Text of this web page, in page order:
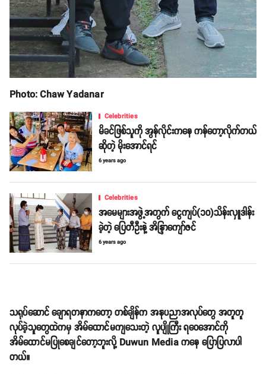
Photo: Chaw Yadanar
Celebrities
မိခင်ဖြစ်သူကို အွန်လိုင်းကနေ ကန်တော့လိုက်တယ်
ဆိုတဲ့ မိုးအောင်ရင်
6 years ago
Celebrities
အမေများအဖွဲ့အတွက် ငွေကျပ်(၁၀)သိန်းလှူဒါန်း
ခဲ့တဲ့ ပြေတီဦးနဲ့ အိန္ဒြာကျော်ဇင်
6 years ago
သရုပ်ဆောင် ချောရတနာကတော့ တစ်ချိန်က အနုပညာအလုပ်တွေ အတူတူ
လုပ်ခဲ့သူတွေထဲကမှ အိမ်ထောင်မကျသေးတဲ့ လူပျိုကြီး ရဝေအောင်ကို
အိမ်ထောင်မပြုစေချင်တော့ဘူးလို့ Duwun Media ကနေ ပြောပြလာပါ
တယ်။